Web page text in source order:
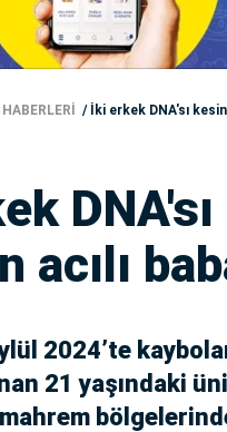
İki erkek DNA'sı
acılı
2024’te
21 yaşındaki